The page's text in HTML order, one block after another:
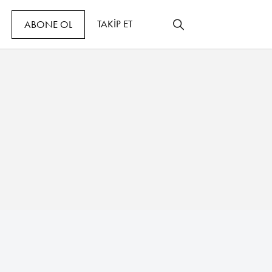
ABONE OL TAKİP ET